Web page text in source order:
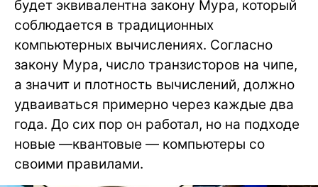
будет эквивалентна закону Мура, который
соблюдается в традиционных
компьютерных вычислениях. Согласно
закону Мура, число транзисторов на чипе,
а значит и плотность вычислений, должно
удваиваться примерно через каждые два
года. До сих пор он работал, но на подходе
новые —квантовые — компьютеры со
своими правилами.